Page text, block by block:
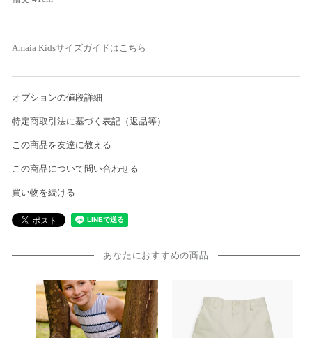
Amaia Kidsサイズガイドはこちら
オプションの値段詳細
特定商取引法に基づく表記（返品等）
この商品を友達に教える
この商品について問い合わせる
買い物を続ける
あなたにおすすめの商品